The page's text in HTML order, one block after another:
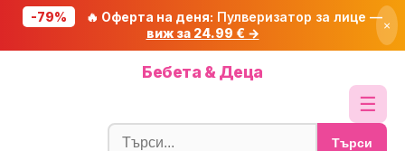
-79% 🔥 Оферта на деня: Пулверизатор за лице —
виж за 24.99 € →
×
Бебета & Деца
☰
Блог
Търси